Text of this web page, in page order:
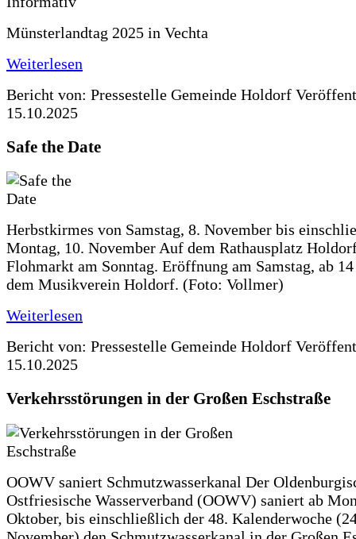
Münsterlandtag 2025 in Vechta
Weiterlesen
Bericht von: Pressestelle Gemeinde Holdorf
15.10.2025
Safe the Date
Herbstkirmes von Samstag, 8. November bis
Montag, 10. November Auf dem Rathausplatz
Flohmarkt am Sonntag. Eröffnung am Samstag, ab
dem Musikverein Holdorf. (Foto: Vollmer)
Weiterlesen
Bericht von: Pressestelle Gemeinde Holdorf
15.10.2025
Verkehrsstörungen in der Großen Eschstraße
OOWV saniert Schmutzwasserkanal Der
Ostfriesische Wasserverband (OOWV) saniert ab
Oktober, bis einschließlich der 48. Kalenderwoche